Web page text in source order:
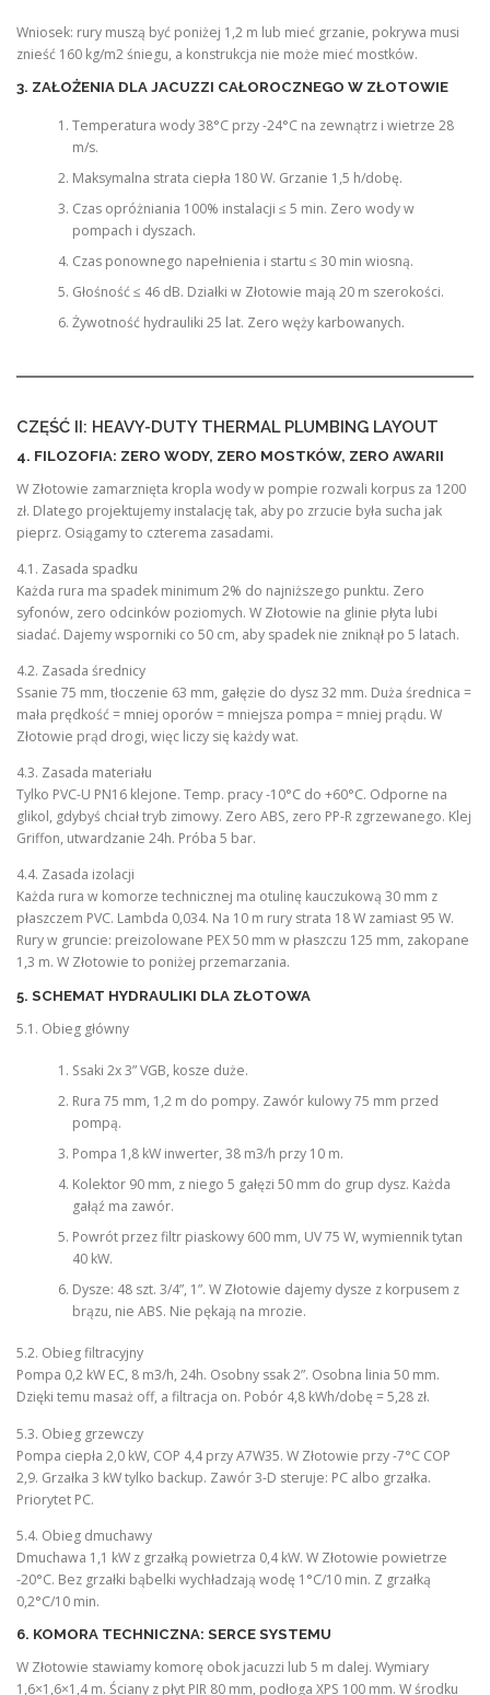
Wniosek: rury muszą być poniżej 1,2 m lub mieć grzanie, pokrywa musi
znieść 160 kg/m2 śniegu, a konstrukcja nie może mieć mostków.
3. ZAŁOŻENIA DLA JACUZZI CAŁOROCZNEGO W ZŁOTOWIE
Temperatura wody 38°C przy -24°C na zewnątrz i wietrze 28
m/s.
Maksymalna strata ciepła 180 W. Grzanie 1,5 h/dobę.
Czas opróżniania 100% instalacji ≤ 5 min. Zero wody w
pompach i dyszach.
Czas ponownego napełnienia i startu ≤ 30 min wiosną.
Głośność ≤ 46 dB. Działki w Złotowie mają 20 m szerokości.
Żywotność hydrauliki 25 lat. Zero węży karbowanych.
CZĘŚĆ II: HEAVY-DUTY THERMAL PLUMBING LAYOUT
4. FILOZOFIA: ZERO WODY, ZERO MOSTKÓW, ZERO AWARII
W Złotowie zamarznięta kropla wody w pompie rozwali korpus za 1200
zł. Dlatego projektujemy instalację tak, aby po zrzucie była sucha jak
pieprz. Osiągamy to czterema zasadami.
4.1. Zasada spadku
Każda rura ma spadek minimum 2% do najniższego punktu. Zero
syfonów, zero odcinków poziomych. W Złotowie na glinie płyta lubi
siadać. Dajemy wsporniki co 50 cm, aby spadek nie zniknął po 5 latach.
4.2. Zasada średnicy
Ssanie 75 mm, tłoczenie 63 mm, gałęzie do dysz 32 mm. Duża średnica =
mała prędkość = mniej oporów = mniejsza pompa = mniej prądu. W
Złotowie prąd drogi, więc liczy się każdy wat.
4.3. Zasada materiału
Tylko PVC-U PN16 klejone. Temp. pracy -10°C do +60°C. Odporne na
glikol, gdybyś chciał tryb zimowy. Zero ABS, zero PP-R zgrzewanego. Klej
Griffon, utwardzanie 24h. Próba 5 bar.
4.4. Zasada izolacji
Każda rura w komorze technicznej ma otulinę kauczukową 30 mm z
płaszczem PVC. Lambda 0,034. Na 10 m rury strata 18 W zamiast 95 W.
Rury w gruncie: preizolowane PEX 50 mm w płaszczu 125 mm, zakopane
1,3 m. W Złotowie to poniżej przemarzania.
5. SCHEMAT HYDRAULIKI DLA ZŁOTOWA
5.1. Obieg główny
Ssaki 2x 3” VGB, kosze duże.
Rura 75 mm, 1,2 m do pompy. Zawór kulowy 75 mm przed
pompą.
Pompa 1,8 kW inwerter, 38 m3/h przy 10 m.
Kolektor 90 mm, z niego 5 gałęzi 50 mm do grup dysz. Każda
gałąź ma zawór.
Powrót przez filtr piaskowy 600 mm, UV 75 W, wymiennik tytan
40 kW.
Dysze: 48 szt. 3/4”, 1”. W Złotowie dajemy dysze z korpusem z
brązu, nie ABS. Nie pękają na mrozie.
5.2. Obieg filtracyjny
Pompa 0,2 kW EC, 8 m3/h, 24h. Osobny ssak 2”. Osobna linia 50 mm.
Dzięki temu masaż off, a filtracja on. Pobór 4,8 kWh/dobę = 5,28 zł.
5.3. Obieg grzewczy
Pompa ciepła 2,0 kW, COP 4,4 przy A7W35. W Złotowie przy -7°C COP
2,9. Grzałka 3 kW tylko backup. Zawór 3-D steruje: PC albo grzałka.
Priorytet PC.
5.4. Obieg dmuchawy
Dmuchawa 1,1 kW z grzałką powietrza 0,4 kW. W Złotowie powietrze
-20°C. Bez grzałki bąbelki wychładzają wodę 1°C/10 min. Z grzałką
0,2°C/10 min.
6. KOMORA TECHNICZNA: SERCE SYSTEMU
W Złotowie stawiamy komorę obok jacuzzi lub 5 m dalej. Wymiary
1,6×1,6×1,4 m. Ściany z płyt PIR 80 mm, podłoga XPS 100 mm. W środku